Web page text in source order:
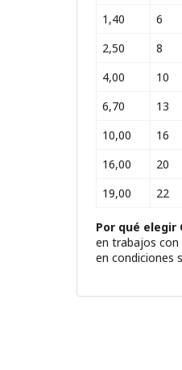
1,40
6
2,50
8
4,00
10
6,70
13
10,00
16
16,00
20
19,00
22
Por qué elegir
en trabajos con
en condiciones